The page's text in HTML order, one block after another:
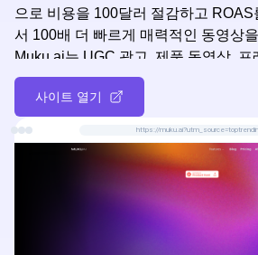
으로 비용을 100달러 절감하고 ROAS
서 100배 더 빠르게 매력적인 동영상
Muku.ai는 UGC 광고, 제품 동영상,
동영상 형식을 지원하여 다양한 콘텐
족합니다. 사용자 친화적인 플랫폼과
을 제공하여 초보자와 경험 많은 창작
휘하고 청중을 사로잡을 수 있습니다.
사이트 열기
https://